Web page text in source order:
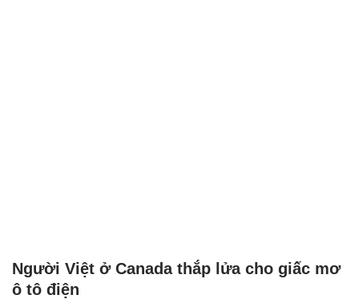
Người Việt ở Canada thắp lửa cho giấc mơ
ô tô điện